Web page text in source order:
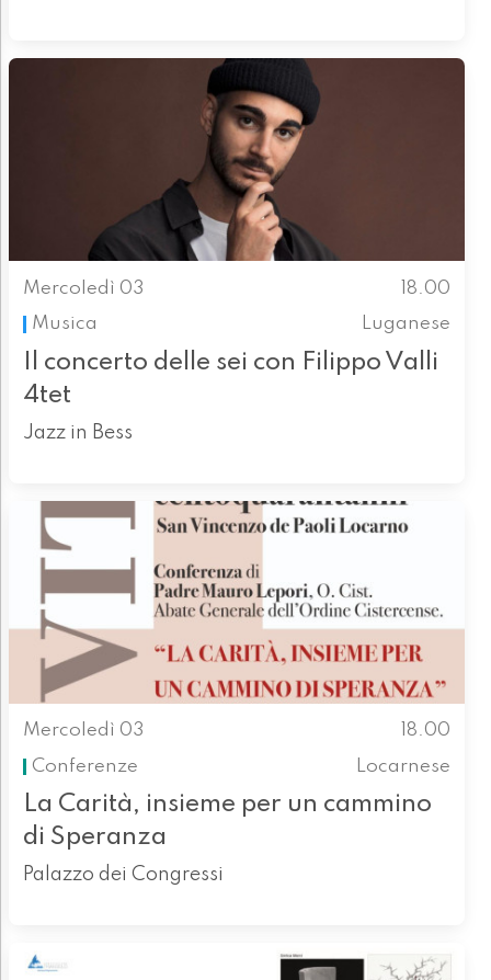
Mercoledì 03
18.00
Musica
Luganese
Il concerto delle sei con Filippo Valli
4tet
Jazz in Bess
Mercoledì 03
18.00
Conferenze
Locarnese
La Carità, insieme per un cammino
di Speranza
Palazzo dei Congressi